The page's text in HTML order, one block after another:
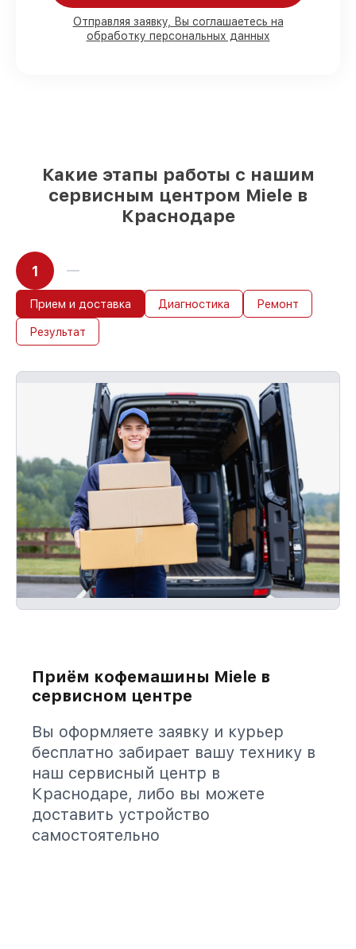
в наших мастерских в Краснодаре,
остальные доставляются быстро
Отправляя заявку, Вы соглашаетесь на
обработку персональных данных
Какие этапы работы с нашим
сервисным центром Miele в
Краснодаре
1
Прием и доставка Диагностика Ремонт
Результат
Приём кофемашины Miele в
сервисном центре
Вы оформляете заявку и курьер
бесплатно забирает вашу технику в
наш сервисный центр в
Краснодаре, либо вы можете
доставить устройство
самостоятельно